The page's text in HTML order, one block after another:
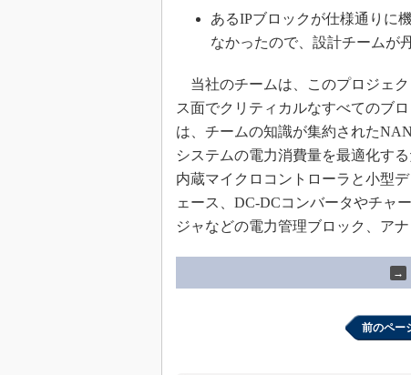
あるIPブロックが仕様通りに
なかったので、設計チームが
当社のチームは、このプロジェ
ス面でクリティカルなすべてのブ
は、チームの知識が集約された
システムの電力消費量を最適化す
内蔵マイクロコントローラと小型
ェース、DC-DCコンバータやチャ
ジャなどの電力管理ブロック、ア
→
前のペー